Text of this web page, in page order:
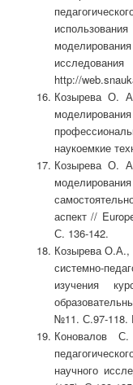
http://
Козырева О. А.
наукоемкие
Козырева О. А.
аспект //
С. 136-142.
Козырева О.А.,
системно-
изучения
№11. С.97-118.
Коновалов
научного